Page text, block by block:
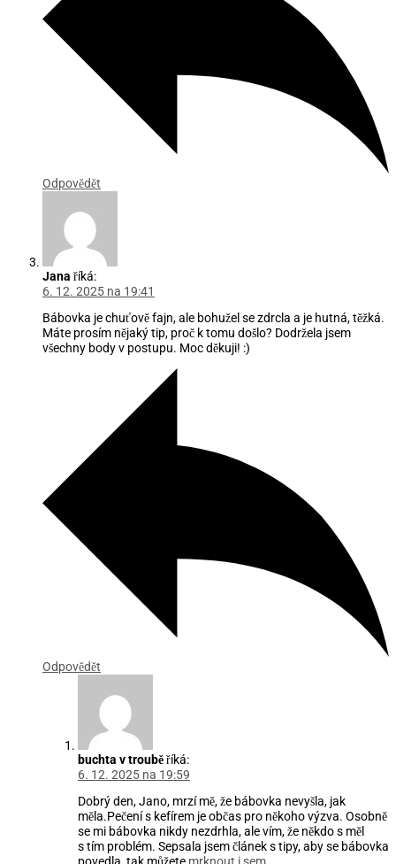
Odpovědět
Jana říká:
6. 12. 2025 na 19:41
Bábovka je chuťově fajn, ale bohužel se zdrcla a je hutná, těžká.
Máte prosím nějaký tip, proč k tomu došlo? Dodržela jsem
všechny body v postupu. Moc děkuji! :)
Odpovědět
buchta v trouběříká:
6. 12. 2025 na 19:59
Dobrý den, Jano, mrzí mě, že bábovka nevyšla, jak
měla.Pečení s kefírem je občas pro někoho výzva. Osobně
se mi bábovka nikdy nezdrhla, ale vím, že někdo s měl
s tím problém. Sepsala jsem článek s tipy, aby se bábovka